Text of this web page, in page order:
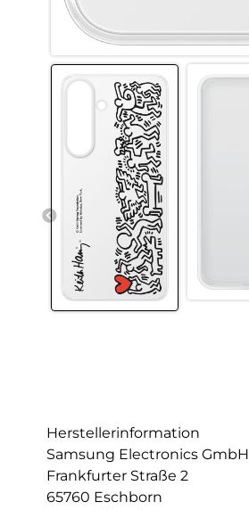
Herstellerinformation
Samsung Electronics GmbH
Frankfurter Straße 2
65760 Eschborn